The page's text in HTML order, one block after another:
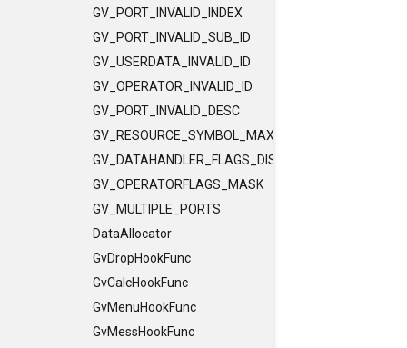
GV_PORT_INVALID_INDEX
GV_PORT_INVALID_SUB_ID
GV_USERDATA_INVALID_ID
GV_OPERATOR_INVALID_ID
GV_PORT_INVALID_DESC
GV_RESOURCE_SYMBOL_MAX_LENGTH
GV_DATAHANDLER_FLAGS_DISCLEVEL
GV_OPERATORFLAGS_MASK
GV_MULTIPLE_PORTS
DataAllocator
GvDropHookFunc
GvCalcHookFunc
GvMenuHookFunc
GvMessHookFunc